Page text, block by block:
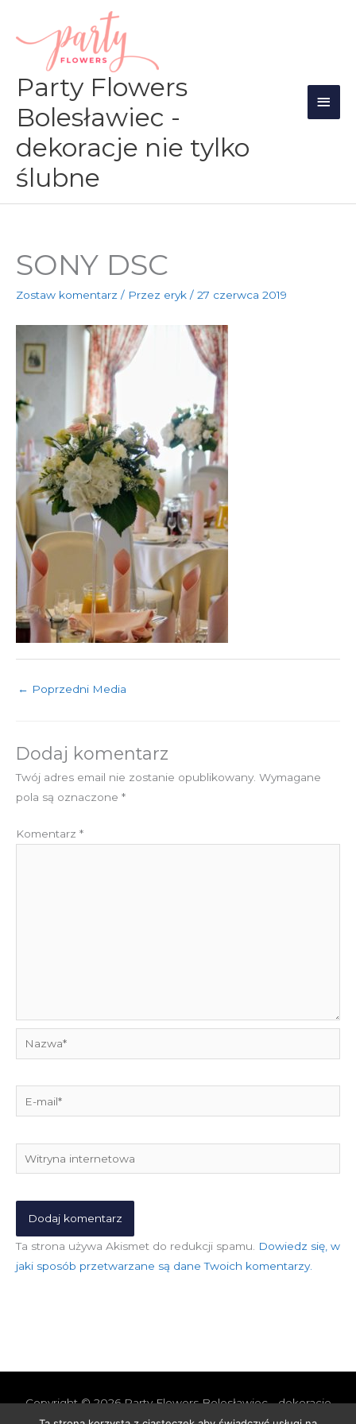
treści
Party Flowers
Bolesławiec -
dekoracje nie tylko
ślubne
SONY DSC
Zostaw komentarz / Przez eryk / 27 czerwca 2019
← Poprzedni Media
Dodaj komentarz
Twój adres email nie zostanie opublikowany. Wymagane
pola są oznaczone *
Komentarz *
mail*
Witryna
internetowa
Ta strona używa Akismet do redukcji spamu. Dowiedz się, w
jaki sposób przetwarzane są dane Twoich komentarzy.
Copyright © 2026Party Flowers Bolesławiec - dekoracje